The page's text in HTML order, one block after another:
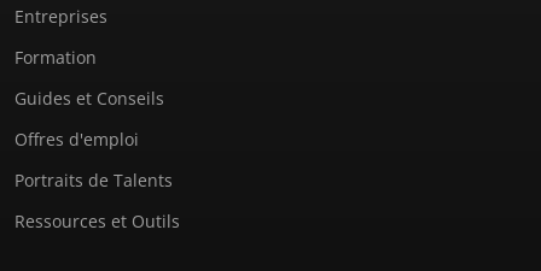
Entreprises
Formation
Guides et Conseils
Offres d'emploi
Portraits de Talents
Ressources et Outils